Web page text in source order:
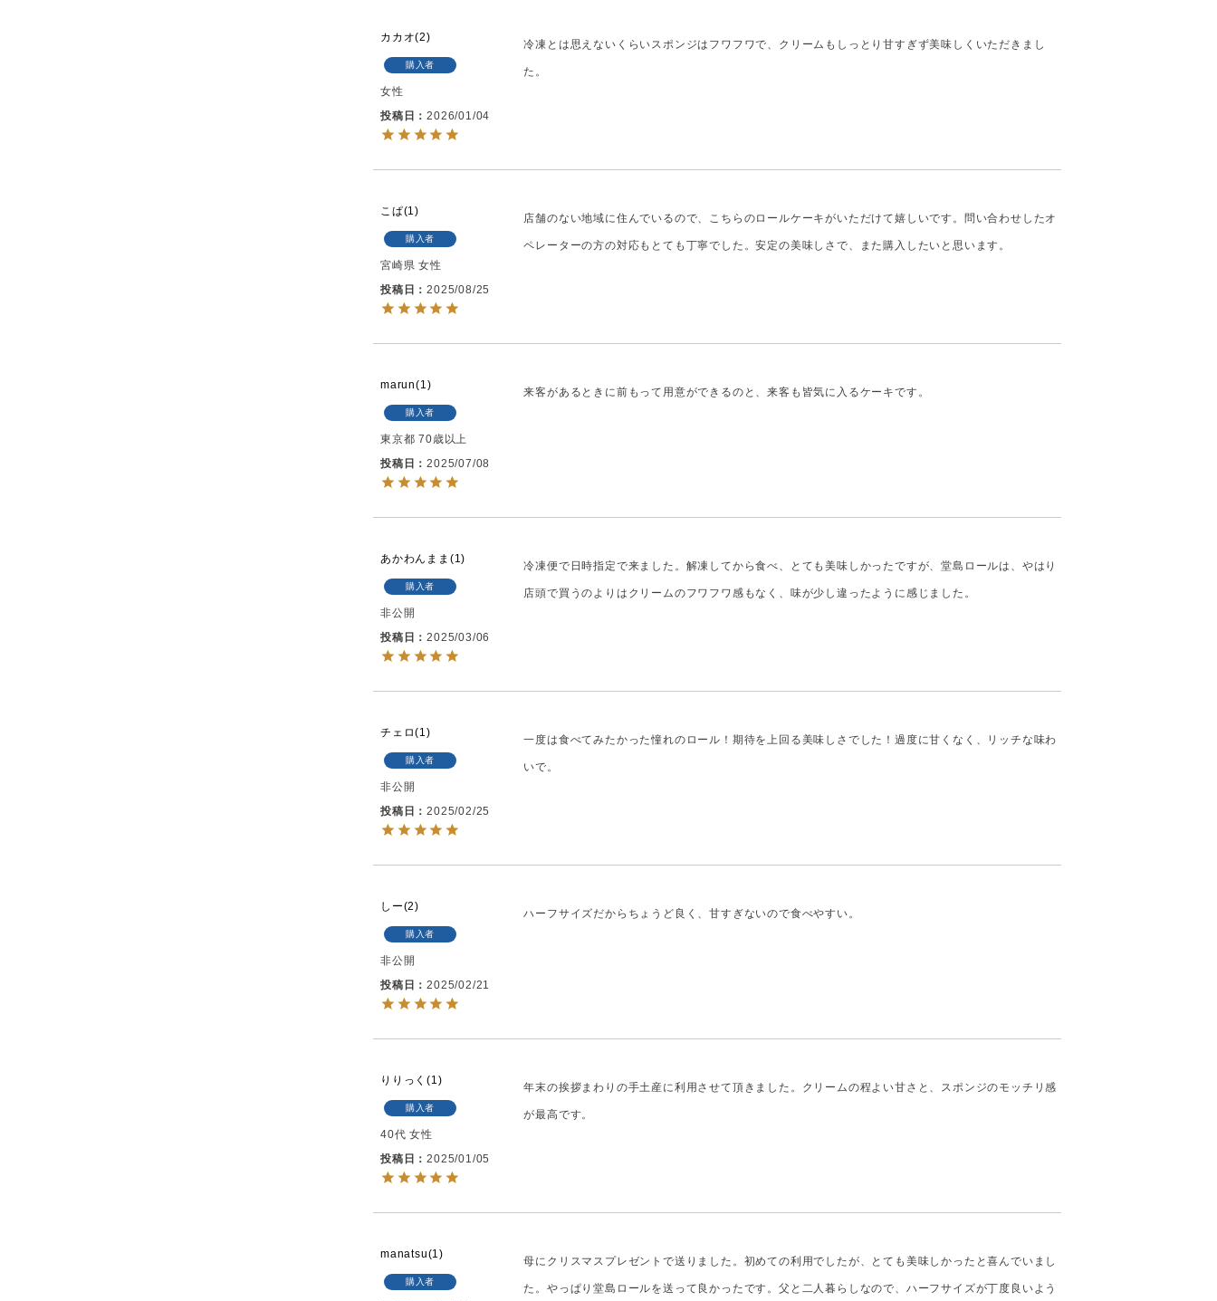
カカオ 2
購入者
女性
投稿日
2026/01/04
冷凍とは思えないくらいスポンジはフワフワで、クリームもしっとり甘すぎず美味しくいただきまし
た。
こぱ 1
購入者
宮崎県 女性
投稿日
2025/08/25
店舗のない地域に住んでいるので、こちらのロールケーキがいただけて嬉しいです。問い合わせしたオ
ペレーターの方の対応もとても丁寧でした。安定の美味しさで、また購入したいと思います。
marun 1
購入者
東京都 70歳以上
投稿日
2025/07/08
来客があるときに前もって用意ができるのと、来客も皆気に入るケーキです。
あかわんまま 1
購入者
非公開
投稿日
2025/03/06
冷凍便で日時指定で来ました。解凍してから食べ、とても美味しかったですが、堂島ロールは、やはり
店頭で買うのよりはクリームのフワフワ感もなく、味が少し違ったように感じました。
チェロ 1
購入者
非公開
投稿日
2025/02/25
一度は食べてみたかった憧れのロール！期待を上回る美味しさでした！過度に甘くなく、リッチな味わ
いで。
しー 2
購入者
非公開
投稿日
2025/02/21
ハーフサイズだからちょうど良く、甘すぎないので食べやすい。
りりっく 1
購入者
40代 女性
投稿日
2025/01/05
年末の挨拶まわりの手土産に利用させて頂きました。クリームの程よい甘さと、スポンジのモッチリ感
が最高です。
manatsu 1
購入者
母にクリスマスプレゼントで送りました。初めての利用でしたが、とても美味しかったと喜んでいまし
た。やっぱり堂島ロールを送って良かったです。父と二人暮らしなので、ハーフサイズが丁度良いよう